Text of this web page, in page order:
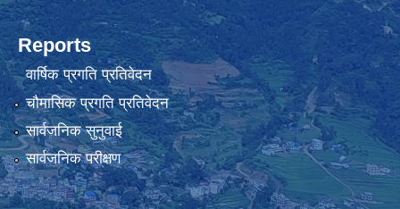
Reports
वार्षिक प्रगति प्रतिवेदन
चौमासिक प्रगति प्रतिवेदन
सार्वजनिक सुनुवाई
सार्वजनिक परीक्षण